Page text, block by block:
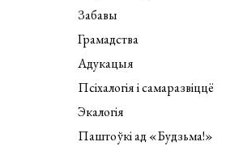
Забавы
Грамадства
Адукацыя
Псіхалогія і самаразвіццё
Экалогія
Паштоўкі ад «Будзьма!»